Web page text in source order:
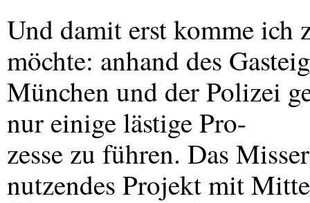
Und damit erst komme ich
möchte: anhand des
München und der Polizei
nur einige lästige Pro-
zesse zu führen. Das
nutzendes Projekt mit